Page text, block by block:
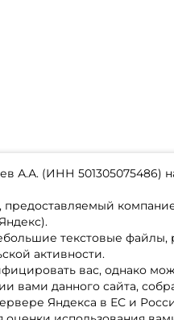
А.А. (ИНН 501305075486)
предоставляемый
текстовые
активности.
вас, однако
вами данного сайта,
Яндекса в ЕС и
товаров
программа